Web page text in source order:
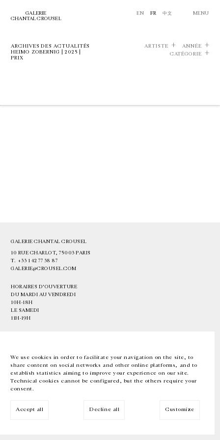
We use cookies in order to facilitate your navigation on the site, to
share content on social networks and other online platforms, and to
establish statistics aiming to improve your experience on our site.
Technical cookies cannot be configured, but the others require your
consent.
Accept all Decline all Customize
GALERIE
CHANTAL CROUSEL
EN FR 中文 MENU
ARCHIVES DES ACTUALITÉS
HEIMO ZOBERNIG | 2025 |
PRIX
ARTISTE
ANNÉE
CATÉGORIE
GALERIE CHANTAL CROUSEL
10 RUE CHARLOT, 75003 PARIS
T. +33 1 42 77 38 87
GALERIE@CROUSEL.COM
HORAIRES D'OUVERTURE
DU MARDI AU VENDREDI
10H-18H
LE SAMEDI
11H-19H
EN FR 中文 Facebook Instagram
Inscrivez-vous à notre newsletter